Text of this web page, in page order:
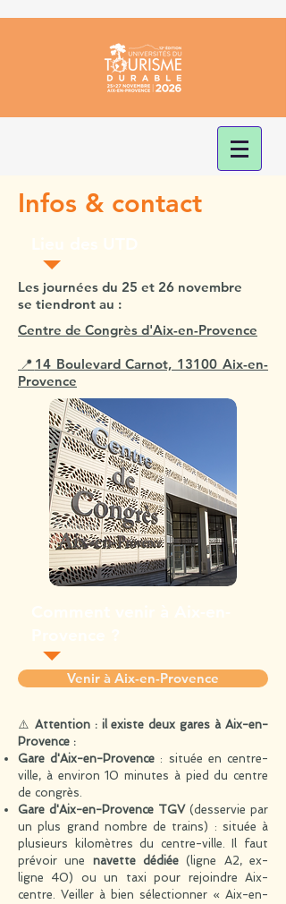
Infos & contact
Les journées du 25 et 26 novembre
se tiendront au :
Centre de Congrès d'Aix-en-Provence
​📍 14 Boulevard Carnot, 13100 Aix-en-
Provence
Venir à Aix-en-Provence
⚠️ Attention : il existe deux gares à Aix-en-
Provence :
Gare d'Aix-en-Provence : située en centre-
ville, à environ 10 minutes à pied du centre
de congrès.
Gare d'Aix-en-Provence TGV(desservie par
un plus grand nombre de trains) : située à
plusieurs kilomètres du centre-ville. Il faut
prévoir une navette dédiée (ligne A2, ex-
ligne 40) ou un taxi pour rejoindre Aix-
centre. Veiller à bien sélectionner « Aix-en-